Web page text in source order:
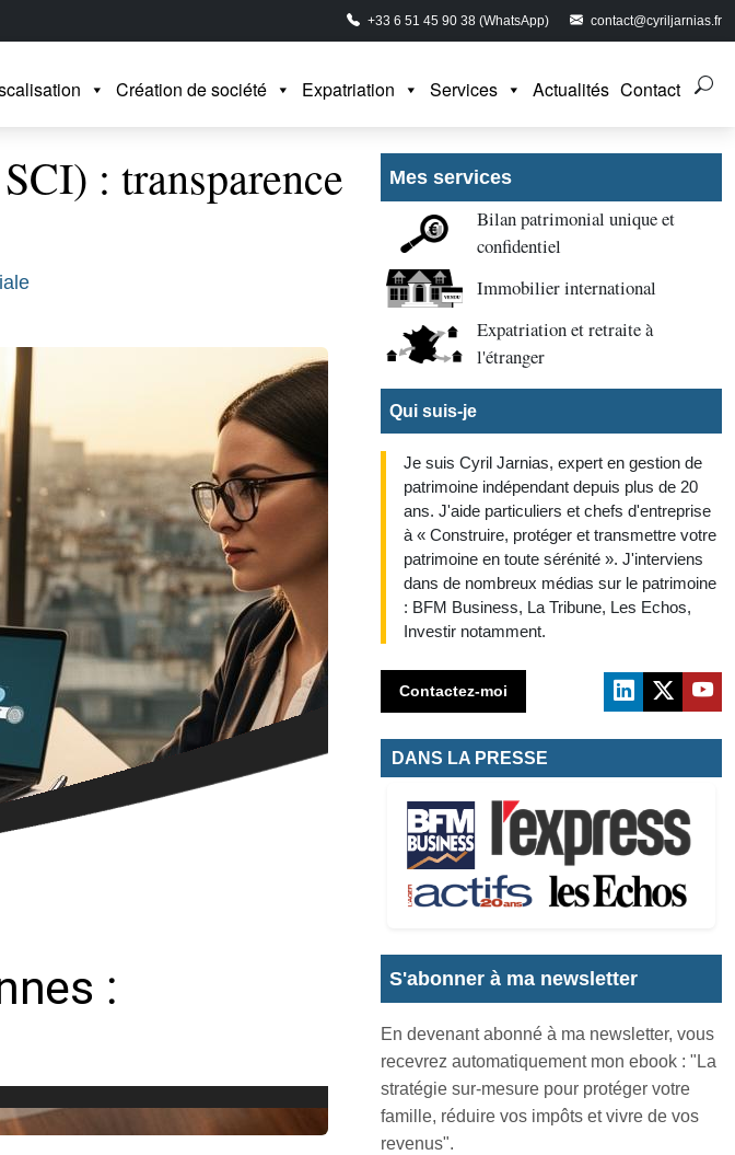
+33 6 51 45 90 38 (WhatsApp) contact@cyriljarnias.fr
Création de société Expatriation Services Actualités Contact
: transparence
Mes services
Bilan patrimonial unique et
confidentiel
Immobilier international
Expatriation et retraite à
l'étranger
Qui suis-je
Je suis Cyril Jarnias, expert en gestion de
patrimoine indépendant depuis plus de 20
ans. J'aide particuliers et chefs d'entreprise
à « Construire, protéger et transmettre votre
patrimoine en toute sérénité ». J'interviens
dans de nombreux médias sur le patrimoine
: BFM Business, La Tribune, Les Echos,
Investir notamment.
Contactez-moi
DANS LA PRESSE
S'abonner à ma newsletter
En devenant abonné à ma newsletter, vous
recevrez automatiquement mon ebook : "La
stratégie sur-mesure pour protéger votre
famille, réduire vos impôts et vivre de vos
revenus".